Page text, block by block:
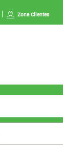
Zona Clientes